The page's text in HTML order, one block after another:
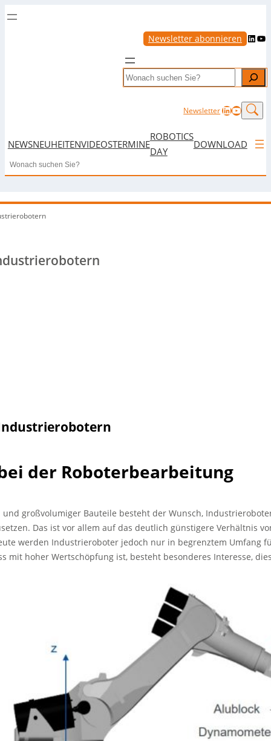
Newsletter abonnieren LinkedIn YouTube
Search
NewsletterLinkedIn
NEWSNEUHEITENVIDEOSTERMINE
ROBOTICS
DAY
DOWNLOAD
Search
der Roboterbearbeitung
großvolumiger Bauteile besteht der Wunsch,
Das ist vor allem auf das deutlich günstigere Verhältnis
werden Industrieroboter jedoch nur in begrenztem Umfang
mit hoher Wertschöpfung ist, besteht besonderes Interesse,